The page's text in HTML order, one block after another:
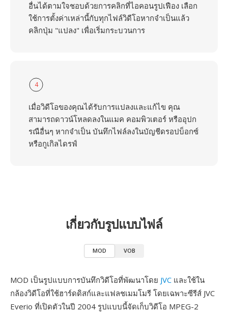
อื่นได้ตามใจชอบด้วยการคลิกที่ไอคอนรูปเฟือง เลือก
ใช้การตั้งค่าเหล่านี้กับทุกไฟล์วิดีโอหากจำเป็นแล้ว
คลิกปุ่ม "แปลง" เพื่อเริ่มกระบวนการ
4
เมื่อวิดีโอของคุณได้รับการแปลงและแก้ไข คุณ
สามารถดาวน์โหลดลงในแมค คอมพิวเตอร์ หรืออุปก
รณือื่นๆ หากจำเป็น บันทึกไฟล์ลงในบัญชีดรอปบ็อกซ์
หรือกูเกิลไดรฟ์
เกี่ยวกับรูปแบบไฟล์
MOD VOB
MOD เป็นรูปแบบการบันทึกวิดีโอที่พัฒนาโดย JVC และใช้ใน
กล้องวิดีโอที่ใช้ฮาร์ดดิสก์และแฟลชเมมโมรี โดยเฉพาะซีรีส์ JVC
Everio ที่เปิดตัวในปี 2004 รูปแบบนี้จัดเก็บวิดีโอ MPEG-2